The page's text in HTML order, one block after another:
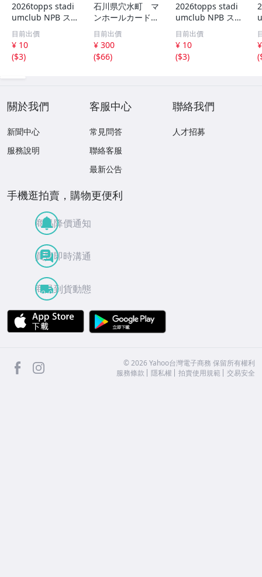
2026topps stadi
umclub NPB ス
タジアムクラブ 1
60 オリックスバ
ファローズ 西川
龍馬
目前出價
¥ 10
($3)
石川県穴水町 マ
ンホールカード
A001 ロット00
4
目前出價
¥ 300
($66)
2026topps stadi
umclub NPB ス
タジアムクラブ 1
68 オリックスバ
ファローズ 杉本
裕太郎
目前出價
¥ 10
($3)
(
關於我們
新聞中心
服務說明
客服中心
常見問答
聯絡客服
最新公告
聯絡我們
人才招募
手機逛拍賣，購物更便利
商品降價通知
買賣即時溝通
商品到貨動態
APP Store
facebook ©2026 Yahoo台灣電子商務 保留所有權利
服務條款
隱私權 拍賣使用規範 交易安全